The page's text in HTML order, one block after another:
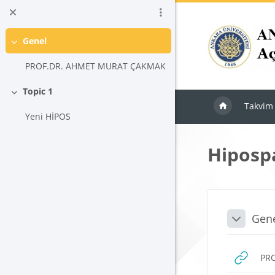
Ana içeriğe git
Daralt
Genel
PROF.DR. AHMET MURAT ÇAKMAK
Daralt
Topic 1
Yeni HİPOS
Takvim
Daralt